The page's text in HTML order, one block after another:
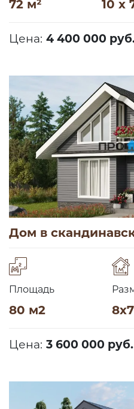
72 м² 10 x
Цена: 4 400 000
Дом в
Площадь
80 м2 8х7
Цена: 3 600 000 руб.